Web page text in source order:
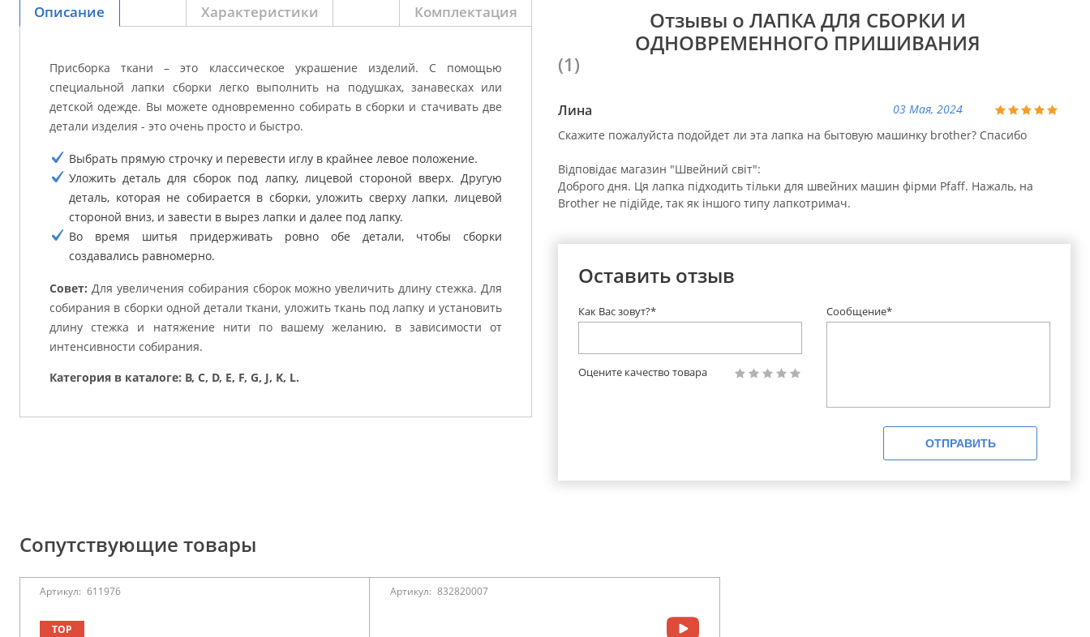
Описание Характеристики Комплектация
Присборка ткани – это классическое украшение изделий. С помощью
специальной лапки сборки легко выполнить на подушках, занавесках или
детской одежде. Вы можете одновременно собирать в сборки и стачивать две
детали изделия - это очень просто и быстро.
Выбрать прямую строчку и перевести иглу в крайнее левое положение.
Уложить деталь для сборок под лапку, лицевой стороной вверх. Другую
деталь, которая не собирается в сборки, уложить сверху лапки, лицевой
стороной вниз, и завести в вырез лапки и далее под лапку.
Во время шитья придерживать ровно обе детали, чтобы сборки
создавались равномерно.
Совет: Для увеличения собирания сборок можно увеличить длину стежка. Для
собирания в сборки одной детали ткани, уложить ткань под лапку и установить
длину стежка и натяжение нити по вашему желанию, в зависимости от
интенсивности собирания.
Категория в каталоге: B, C, D, E, F, G, J, K, L.
Отзывы о ЛАПКА ДЛЯ СБОРКИ И
ОДНОВРЕМЕННОГО ПРИШИВАНИЯ
(1)
Лина
03 Мая, 2024
Скажите пожалуйста подойдет ли эта лапка на бытовую машинку brother? Спасибо
Відповідає магазин "Швейний світ":
Доброго дня. Ця лапка підходить тільки для швейних машин фірми Pfaff. Нажаль, на
Brother не підійде, так як іншого типу лапкотримач.
Оставить отзыв
Сообщение*
Как Вас зовут?*
Оцените качество товара
ОТПРАВИТЬ
Сопутствующие товары
Артикул: 611976
TOP
Артикул: 832820007